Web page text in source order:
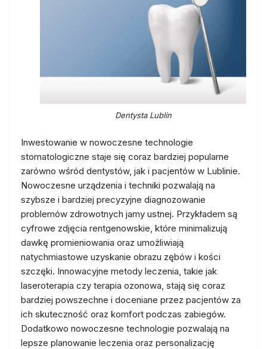
Dentysta Lublin
Inwestowanie w nowoczesne technologie
stomatologiczne staje się coraz bardziej popularne
zarówno wśród dentystów, jak i pacjentów w Lublinie.
Nowoczesne urządzenia i techniki pozwalają na
szybsze i bardziej precyzyjne diagnozowanie
problemów zdrowotnych jamy ustnej. Przykładem są
cyfrowe zdjęcia rentgenowskie, które minimalizują
dawkę promieniowania oraz umożliwiają
natychmiastowe uzyskanie obrazu zębów i kości
szczęki. Innowacyjne metody leczenia, takie jak
laseroterapia czy terapia ozonowa, stają się coraz
bardziej powszechne i doceniane przez pacjentów za
ich skuteczność oraz komfort podczas zabiegów.
Dodatkowo nowoczesne technologie pozwalają na
lepsze planowanie leczenia oraz personalizację